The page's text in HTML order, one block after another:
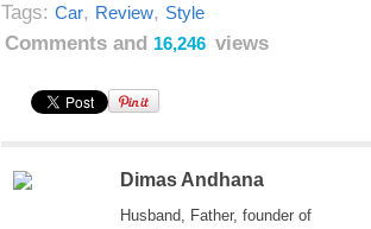
Tags: Car, Review, Style
Comments and 16,246 views
Dimas Andhana
Husband, Father, founder of